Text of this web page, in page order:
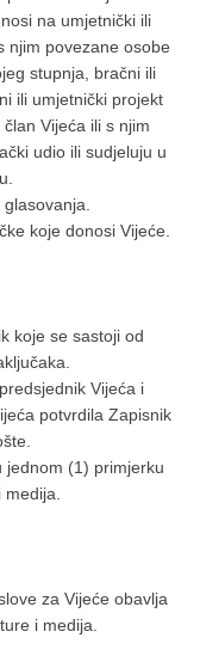
na umjetnički ili
njim povezane osobe
stupnja, bračni ili
ili umjetnički projekt
Vijeća ili s njim
udio ili sudjeluju u
koje donosi Vijeće.
koje se sastoji od
Vijeća i
potvrdila Zapisnik
jednom (1) primjerku
za Vijeće obavlja
i medija.